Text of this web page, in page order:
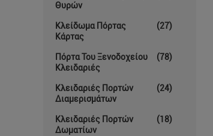
Θυρών
Κλείδωμα Πόρτας
Κάρτας
(27)
Πόρτα Του Ξενοδοχείου
Κλειδαριές
(78)
Κλειδαριές Πορτών
Διαμερισμάτων
(24)
Κλειδαριές Πορτών
Δωματίων
(18)